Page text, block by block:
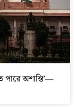
অশান্তি’—